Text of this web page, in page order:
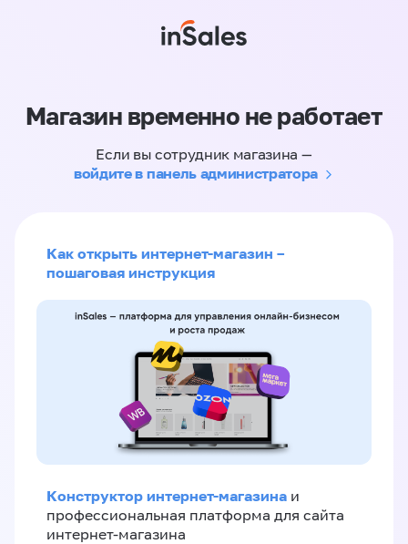
Магазин временно не работает
Если вы сотрудник магазина —
войдите в панель администратора
Как открыть интернет-магазин –
пошаговая инструкция
Конструктор интернет-магазина и
профессиональная платформа для сайта
интернет-магазина